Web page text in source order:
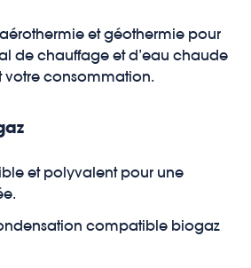
et géothermie pour
de chauffage et d’eau chaude
votre consommation.
et polyvalent pour une
compatible biogaz